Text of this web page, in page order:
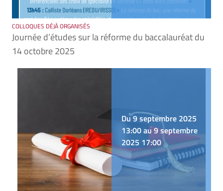
COLLOQUES DÉJÀ ORGANISÉS
Journée d’études sur la réforme du baccalauréat du
14 octobre 2025
Du 9 septembre 2025
13:00 au 9 septembre
2025 17:00